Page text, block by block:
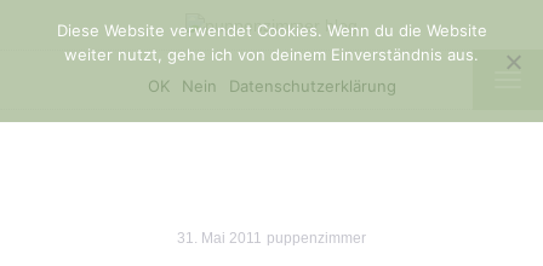
31. Mai 2011 puppenzimmer
Diese Website verwendet Cookies. Wenn du die Website
weiter nutzt, gehe ich von deinem Einverständnis aus.
OK
Nein Datenschutzerklärung